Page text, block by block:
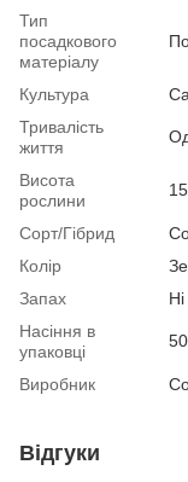
Тип
посадкового
матеріалу
Культура
Тривалість
життя
Висота
рослини
Сорт/Гібрид
Колір
Запах
Ні
Насіння в
упаковці
Виробник
Відгуки